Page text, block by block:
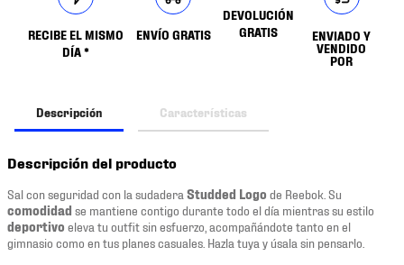
RECIBE EL MISMO
DÍA *
ENVÍO GRATIS
DEVOLUCIÓN
GRATIS
ENVIADO Y
VENDIDO
POR
Descripción Características
Descripción del producto
Sal con seguridad con la sudadera Studded Logo de Reebok. Su
comodidad se mantiene contigo durante todo el día mientras su estilo
deportivo eleva tu outfit sin esfuerzo, acompañándote tanto en el
gimnasio como en tus planes casuales. Hazla tuya y úsala sin pensarlo.